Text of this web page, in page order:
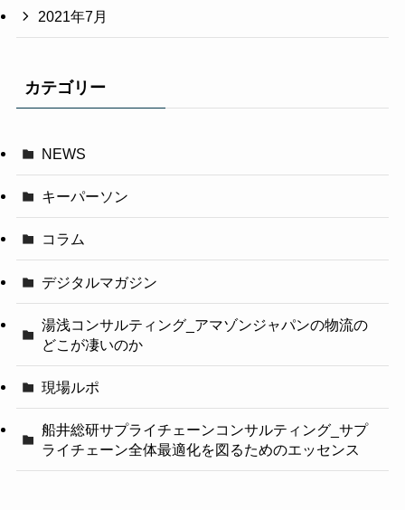
2021年7月
カテゴリー
NEWS
キーパーソン
コラム
デジタルマガジン
湯浅コンサルティング_アマゾンジャパンの物流の
どこが凄いのか
現場ルポ
船井総研サプライチェーンコンサルティング_サプ
ライチェーン全体最適化を図るためのエッセンス